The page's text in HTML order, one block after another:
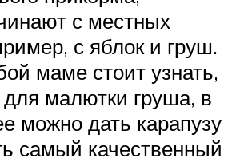
с местных
с яблок и груш.
маме стоит узнать,
малютки груша, в
можно дать карапузу
самый качественный